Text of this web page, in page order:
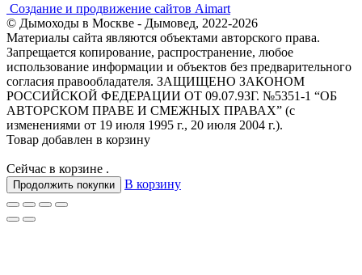
Создание и продвижение сайтов Aimart
© Дымоходы в Москве - Дымовед, 2022-2026
Материалы сайта являются объектами авторского права.
Запрещается копирование, распространение, любое
использование информации и объектов без предварительного
согласия правообладателя. ЗАЩИЩЕНО ЗАКОНОМ
РОССИЙСКОЙ ФЕДЕРАЦИИ ОТ 09.07.93Г. №5351-1 “ОБ
АВТОРСКОМ ПРАВЕ И СМЕЖНЫХ ПРАВАХ” (с
изменениями от 19 июля 1995 г., 20 июля 2004 г.).
Товар добавлен в корзину
Сейчас в корзине .
Продолжить покупки В корзину